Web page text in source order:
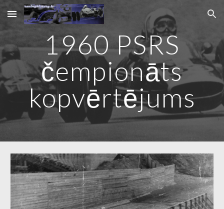
Skip to main content Skip to navigation
1960 PSRS
čempionāts
kopvērtējums